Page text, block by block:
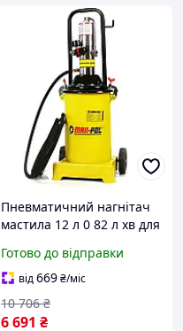
Пневматичний нагнітач
мастила 12 л 0 82 л хв для
Mar-pol GR-6217
Готово до відправки
від669₴/міс
6 691 ₴
10 706 ₴